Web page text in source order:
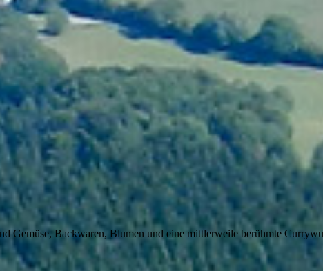
Gemüse, Backwaren, Blumen und eine mittlerweile berühmte